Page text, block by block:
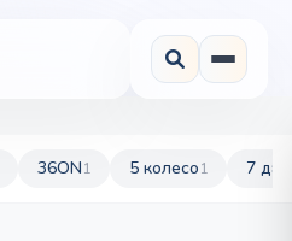
36ON1 5 колесо1 7 дач